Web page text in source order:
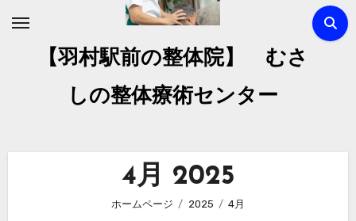
【羽村駅前の整体院】 むさ
しの整体療術センター
4月 2025
ホームページ 2025 4月